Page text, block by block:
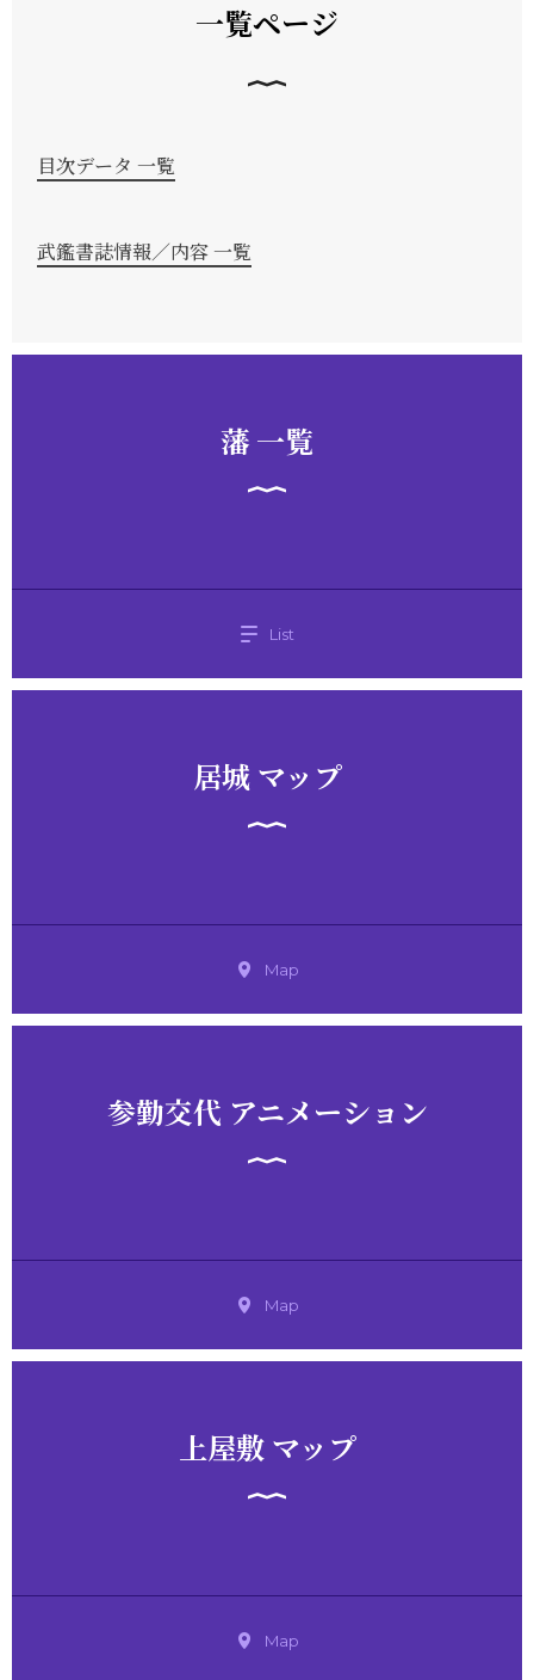
一覧ページ
目次データ 一覧
武鑑書誌情報／内容 一覧
藩 一覧
List
居城 マップ
Map
参勤交代 アニメーション
Map
上屋敷 マップ
Map